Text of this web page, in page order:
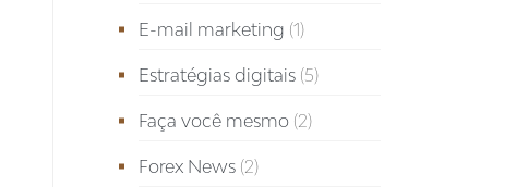
E-mail marketing (1)
Estratégias digitais(5)
Faça você mesmo(2)
Forex News(2)